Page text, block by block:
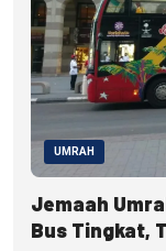
UMRAH
Jemaah
Bus Tingkat,